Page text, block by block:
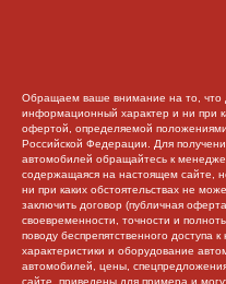
Обращаем ваше внимание на то, что
информационный характер и ни при
офертой, определяемой
Российской Федерации. Для
автомобилей обращайтесь к
содержащаяся на настоящем сайте,
ни при каких обстоятельствах не
заключить договор (публичная
своевременности, точности и
поводу беспрепятственного доступа
характеристики и оборудование
автомобилей, цены,
сайте, приведены для примера и